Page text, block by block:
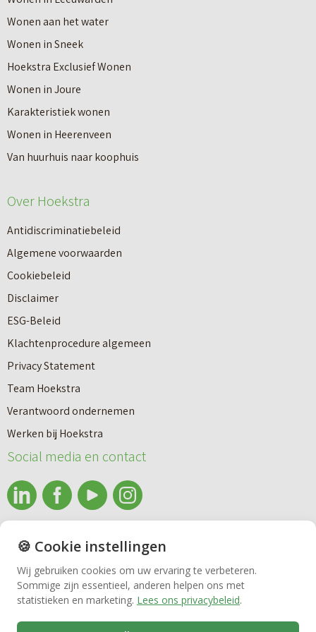
Nieuwbouw
Huren
Bedrijfsmakelaardij
Vastgoedbeheer
j
n
S
c
h
u
u
w
o
n
i
n
g
f
a
s
e
I
I
U
n
H
e
e
r
e
n
v
e
n
–
Z
w
a
r
t
s
s
t
r
a
t
Wonen aan het water
Wonen in Sneek
Hoekstra Exclusief Wonen
Wonen in Joure
Karakteristiek wonen
Wonen in Heerenveen
Van huurhuis naar koophuis
Over Hoekstra
Antidiscriminatiebeleid
Algemene voorwaarden
Cookiebeleid
Disclaimer
ESG-Beleid
Klachtenprocedure algemeen
Privacy Statement
Team Hoekstra
Verantwoord ondernemen
Werken bij Hoekstra
Social media en contact
info@makelaardijhoekstra.nl
Alle contactgegevens
Bekijk de laatste nieuwsbrief van Makelaardij Hoekstra
Inschrijven nieuwsbrief Makelaardij Hoekstra
🍪 Cookie instellingen
Wij gebruiken cookies om uw ervaring te verbeteren.
Sommige zijn essentieel, anderen helpen ons met
statistieken en marketing. Lees ons privacybeleid.